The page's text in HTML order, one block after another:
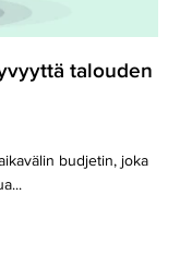
talouden
budjetin, joka